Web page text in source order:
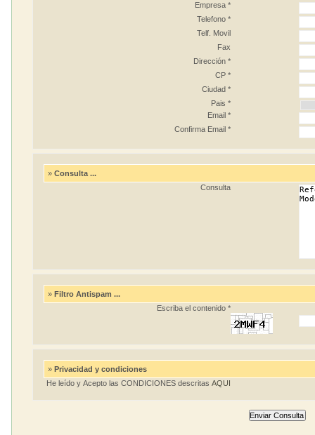
Empresa *
Telefono *
Telf. Movil
Fax
Dirección *
CP *
Ciudad *
Pais *
Email *
Confirma Email *
» Consulta ...
Consulta
» Filtro Antispam ...
Escriba el contenido *
» Privacidad y condiciones
He leído y Acepto las CONDICIONES descritas AQUI